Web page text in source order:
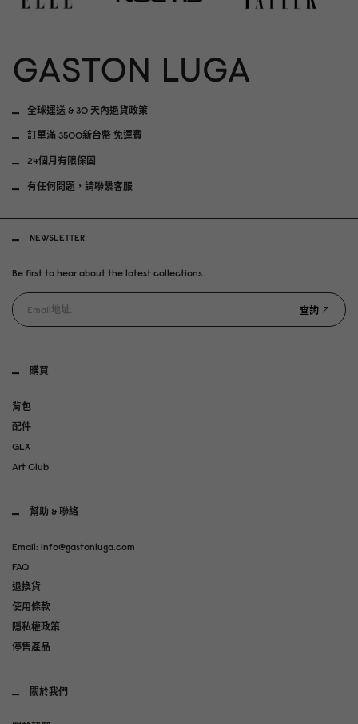
全球運送 & 30 天內退貨政策
訂單滿 3500新台幣 免運費
24個月有限保固
有任何問題，請聯繫客服
購買
背包
配件
GLX
Art Club
幫助 & 聯絡
Email: info@gastonluga.com
FAQ
退換貨
使用條款
隱私權政策
停售產品
關於我們
NEWSLETTER
Be first to hear about the latest collections.
查詢